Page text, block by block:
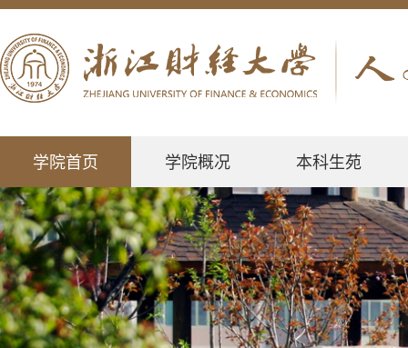
学院首页 学院概况 本科生苑